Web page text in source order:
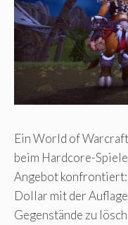
Ein World of
beim Hardcore-
Angebot konfrontiert:
Dollar mit der
Gegenstände zu